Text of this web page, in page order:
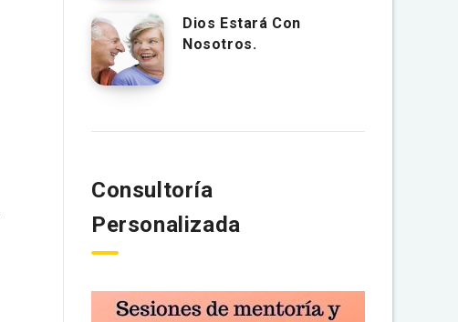
Dios Estará Con
Nosotros.
Consultoría
Personalizada